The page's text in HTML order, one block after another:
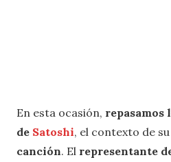
En esta ocasión,
de Satoshi, el contexto de su
canción. El representante